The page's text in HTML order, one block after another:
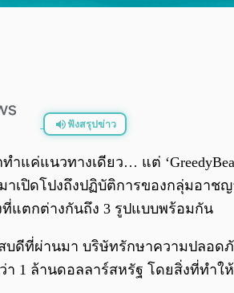
ฟังสรุปข่าว
แค่แนวทางเดียว… แต่
เปิดโปงถึงปฏิบัติการของกลุ่มอาช
แตกต่างกันถึง 3 รูปแบบพร้อมกัน
ดีที่ผ่านมา บริษัทรักษาความปลอดภั
า 1 ล้านดอลลาร์สหรัฐ โดยสิ่งที่ทำ